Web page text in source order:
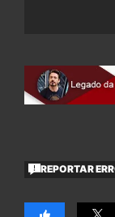
REPORTAR